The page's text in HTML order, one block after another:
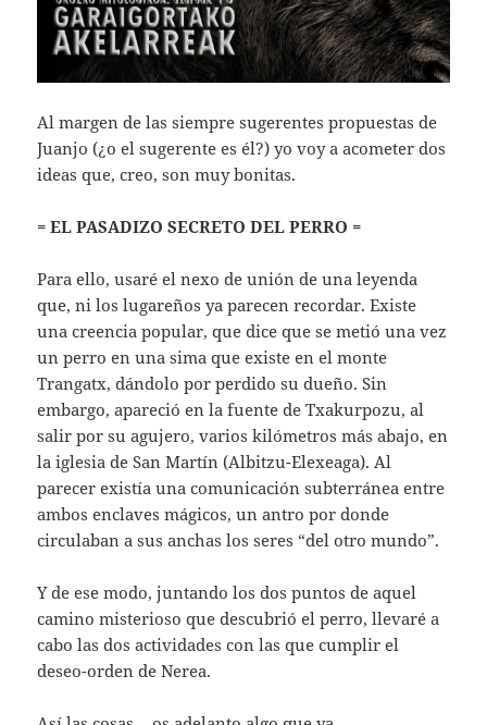
Al margen de las siempre sugerentes propuestas de
Juanjo (¿o el sugerente es él?) yo voy a acometer dos
ideas que, creo, son muy bonitas.
= EL PASADIZO SECRETO DEL PERRO =
Para ello, usaré el nexo de unión de una leyenda
que, ni los lugareños ya parecen recordar. Existe
una creencia popular, que dice que se metió una vez
un perro en una sima que existe en el monte
Trangatx, dándolo por perdido su dueño. Sin
embargo, apareció en la fuente de Txakurpozu, al
salir por su agujero, varios kilómetros más abajo, en
la iglesia de San Martín (Albitzu-Elexeaga). Al
parecer existía una comunicación subterránea entre
ambos enclaves mágicos, un antro por donde
circulaban a sus anchas los seres “del otro mundo”.
Y de ese modo, juntando los dos puntos de aquel
camino misterioso que descubrió el perro, llevaré a
cabo las dos actividades con las que cumplir el
deseo-orden de Nerea.